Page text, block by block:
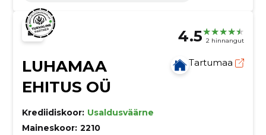
4.5 2 hinnangut
LUHAMAA
EHITUS OÜ
Tartumaa
Krediidiskoor: Usaldusväärne
Maineskoor: 2210